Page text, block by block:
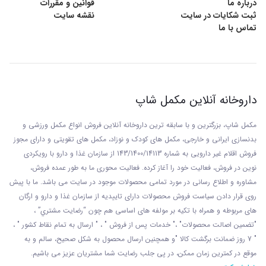
میل جنسی را بهبود می بخشد:
کاهش اختلال عملکرد جنسی کمک می کند و عملکرد
جنسی را بهبود می بخشد.
عوارض قلبی را کاهش می دهد:
امگا - 3 اسید چرب ، عصاره سیر و اینوزیتول به حفظ
سلامت قلب کمک می کند.
اسیدهای چرب امگا 3 ، اسید فولیک ، ویتامین E ،
منیزیم و ویتامین B6 حافظه را تقویت می کند و غلظت
درباره ما
قوانین و مقررات
ثبت شکایات در سایت
نقشه سایت
تماس با ما
داروخانه آنلاین مکمل شاپ
مکمل شاپ، بزرگترین و با سابقه ترین داروخانه آنلاین فروش انواع مکمل ورزشی و
بدنسازی ایرانی و خارجی، مکمل های کودک و نوزاد، مکمل های تقویتی و دارای مجوز
فروش اقلام غیر دارویی به شماره 143/1400/14113 از
سازمان غذا و دارو با رويکردی
نوين در فروش، فعاليت خود را آغاز کرده. فعاليت محوری ما به طور عمده فروش،
مشاوره و اطلاع رسانی در مورد تمامی محصولات موجود در سایت می باشد. ما با پيش
روی قرار دادن سياست فروش محصولات دارای تاييديه از سازمان غذا و دارو و ارگان
های مربوطه و همراه با تکيه بر مولفه های اساسی هم چون “رضايت مشتري” ،
"تضمين اصالت محصولات" ،" خدمات پس از فروش " ، " ارسال به تمام نقاط کشور " ،
" 7 روز ضمانت برگشت کالا "و همچنين ارسال محصول به شکل صحيح، سالم و به
موقع در کمترين زمان ممکن، در پی جلب رضايت شما مشتريان عزیز می باشيم.